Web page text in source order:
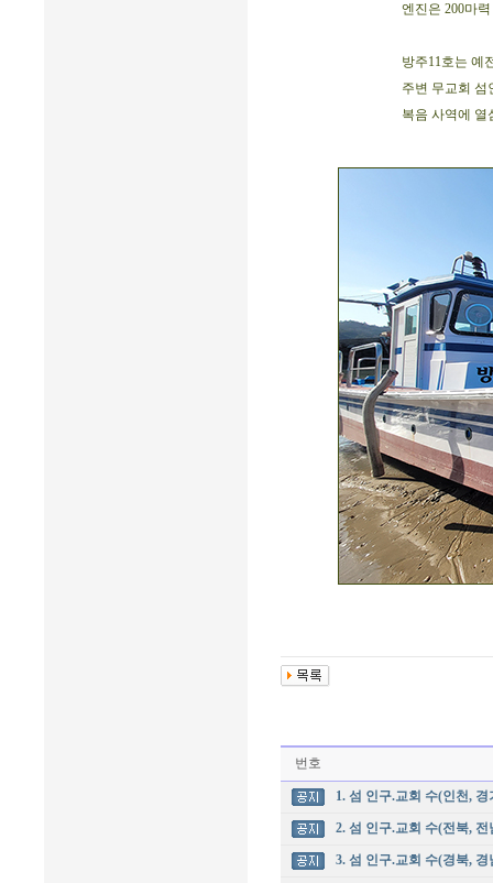
엔진은 200마
방주11호는 예
주변 무교회 섬
복음 사역에 열
번호
1. 섬 인구.교회 수(인천, 경
2. 섬 인구.교회 수(전북, 전
3. 섬 인구.교회 수(경북, 경